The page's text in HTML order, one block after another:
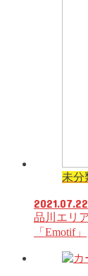
未分
2021.07.22
品川エリ
「Emotif」